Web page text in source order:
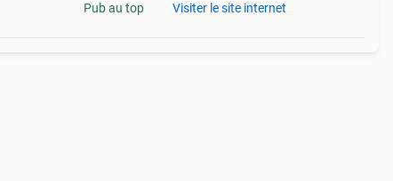
Pub au top Visiter le site internet